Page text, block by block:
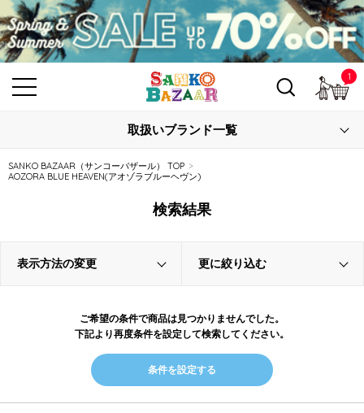
1
取扱いブランド一覧
SANKO BAZAAR（サンコーバザール） TOP
AOZORA BLUE HEAVEN(アオゾラブルーヘヴン)
検索結果
表示方法の変更 更に絞り込む
ご希望の条件で商品は見つかりませんでした。
下記より再度条件を設定して検索してください。
条件を設定する